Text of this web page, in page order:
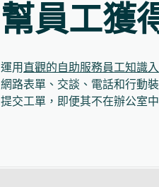
幫員工獲
運用 直觀的自助服務員工知識
網路表單、交談、電話和行動
提交工單，即便其不在辦公室中